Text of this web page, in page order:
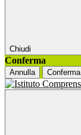
Chiudi
Conferma
Annulla Conferma